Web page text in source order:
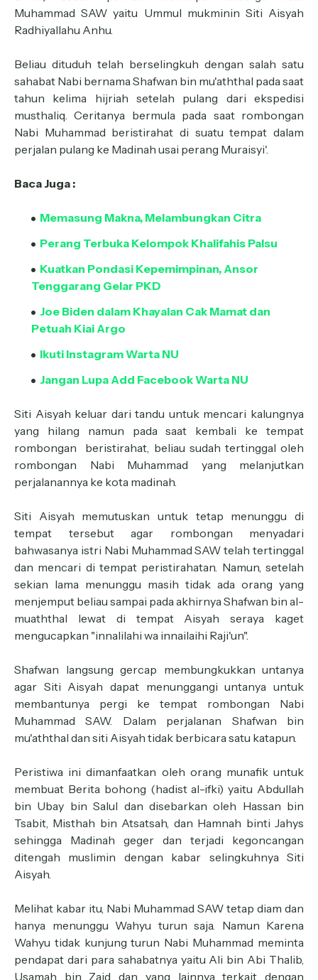
Muhammad SAW yaitu Ummul mukminin Siti Aisyah
Radhiyallahu Anhu.
Beliau dituduh telah berselingkuh dengan salah satu
sahabat Nabi bernama Shafwan bin mu'aththal pada saat
tahun kelima hijriah setelah pulang dari ekspedisi
musthaliq. Ceritanya bermula pada saat rombongan
Nabi Muhammad beristirahat di suatu tempat dalam
perjalan pulang ke Madinah usai perang Muraisyi'.
Baca Juga :
Memasung Makna, Melambungkan Citra
Perang Terbuka Kelompok Khalifahis Palsu
Kuatkan Pondasi Kepemimpinan, Ansor
Tenggarang Gelar PKD
Joe Biden dalam Khayalan Cak Mamat dan
Petuah Kiai Argo
Ikuti Instagram Warta NU
Jangan Lupa Add Facebook Warta NU
Siti Aisyah keluar dari tandu untuk mencari kalungnya
yang hilang namun pada saat kembali ke tempat
rombongan beristirahat, beliau sudah tertinggal oleh
rombongan Nabi Muhammad yang melanjutkan
perjalanannya ke kota madinah.
Siti Aisyah memutuskan untuk tetap menunggu di
tempat tersebut agar rombongan menyadari
bahwasanya istri Nabi Muhammad SAW telah tertinggal
dan mencari di tempat peristirahatan. Namun, setelah
sekian lama menunggu masih tidak ada orang yang
menjemput beliau sampai pada akhirnya Shafwan bin al-
muaththal lewat di tempat Aisyah seraya kaget
mengucapkan "innalilahi wa innailaihi Raji'un".
Shafwan langsung gercap membungkukkan untanya
agar Siti Aisyah dapat menunggangi untanya untuk
membantunya pergi ke tempat rombongan Nabi
Muhammad SAW. Dalam perjalanan Shafwan bin
mu'aththal dan siti Aisyah tidak berbicara satu katapun.
Peristiwa ini dimanfaatkan oleh orang munafik untuk
membuat Berita bohong (hadist al-ifki) yaitu Abdullah
bin Ubay bin Salul dan disebarkan oleh Hassan bin
Tsabit, Misthah bin Atsatsah, dan Hamnah binti Jahys
sehingga Madinah geger dan terjadi kegoncangan
ditengah muslimin dengan kabar selingkuhnya Siti
Aisyah.
Melihat kabar itu, Nabi Muhammad SAW tetap diam dan
hanya menunggu Wahyu turun saja. Namun Karena
Wahyu tidak kunjung turun Nabi Muhammad meminta
pendapat dari para sahabatnya yaitu Ali bin Abi Thalib,
Usamah bin Zaid dan yang lainnya terkait dengan